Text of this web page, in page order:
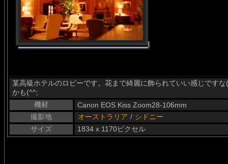
某高級ホテルのロビーです。花まで綺麗に飾られていい感じです
かも(^^;
機材
Canon EOS Kiss Zoom28-106mm
撮影地
オーストラリア / シドニー
サイズ
1834 x 1170ピクセル